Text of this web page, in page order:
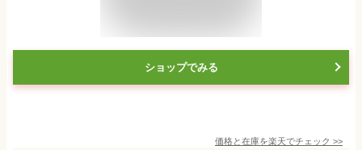
ショップでみる
価格と在庫を楽天でチェック >>